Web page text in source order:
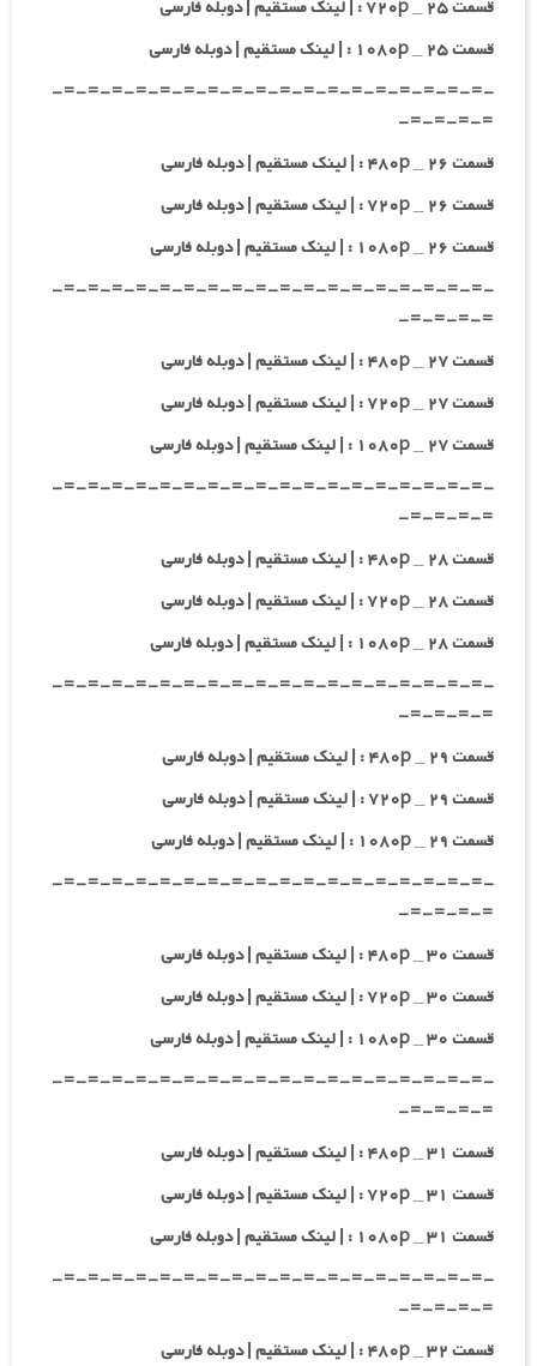
قسمت ۲۵ _ ۷۲۰p : | لینک مستقیم | دوبله فارسی
قسمت ۲۵ _ ۱۰۸۰p : | لینک مستقیم | دوبله فارسی
-=-=-=-=-=-=-=-=-=-=-=-=-=-=-=-=-=-=-
=-=-=-=-
قسمت ۲۶ _ ۴۸۰p : | لینک مستقیم | دوبله فارسی
قسمت ۲۶ _ ۷۲۰p : | لینک مستقیم | دوبله فارسی
قسمت ۲۶ _ ۱۰۸۰p : | لینک مستقیم | دوبله فارسی
-=-=-=-=-=-=-=-=-=-=-=-=-=-=-=-=-=-=-
=-=-=-=-
قسمت ۲۷ _ ۴۸۰p : | لینک مستقیم | دوبله فارسی
قسمت ۲۷ _ ۷۲۰p : | لینک مستقیم | دوبله فارسی
قسمت ۲۷ _ ۱۰۸۰p : | لینک مستقیم | دوبله فارسی
-=-=-=-=-=-=-=-=-=-=-=-=-=-=-=-=-=-=-
=-=-=-=-
قسمت ۲۸ _ ۴۸۰p : | لینک مستقیم | دوبله فارسی
قسمت ۲۸ _ ۷۲۰p : | لینک مستقیم | دوبله فارسی
قسمت ۲۸ _ ۱۰۸۰p : | لینک مستقیم | دوبله فارسی
-=-=-=-=-=-=-=-=-=-=-=-=-=-=-=-=-=-=-
=-=-=-=-
قسمت ۲۹ _ ۴۸۰p : | لینک مستقیم | دوبله فارسی
قسمت ۲۹ _ ۷۲۰p : | لینک مستقیم | دوبله فارسی
قسمت ۲۹ _ ۱۰۸۰p : | لینک مستقیم | دوبله فارسی
-=-=-=-=-=-=-=-=-=-=-=-=-=-=-=-=-=-=-
=-=-=-=-
قسمت ۳۰ _ ۴۸۰p : | لینک مستقیم | دوبله فارسی
قسمت ۳۰ _ ۷۲۰p : | لینک مستقیم | دوبله فارسی
قسمت ۳۰ _ ۱۰۸۰p : | لینک مستقیم | دوبله فارسی
-=-=-=-=-=-=-=-=-=-=-=-=-=-=-=-=-=-=-
=-=-=-=-
قسمت ۳۱ _ ۴۸۰p : | لینک مستقیم | دوبله فارسی
قسمت ۳۱ _ ۷۲۰p : | لینک مستقیم | دوبله فارسی
قسمت ۳۱ _ ۱۰۸۰p : | لینک مستقیم | دوبله فارسی
-=-=-=-=-=-=-=-=-=-=-=-=-=-=-=-=-=-=-
=-=-=-=-
قسمت ۳۲ _ ۴۸۰p : | لینک مستقیم | دوبله فارسی